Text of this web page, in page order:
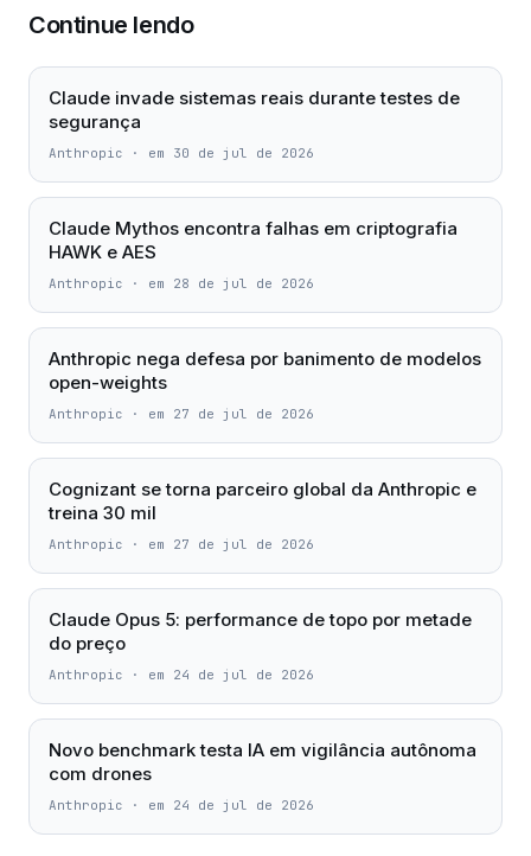
Continue lendo
Claude invade sistemas reais durante testes de
segurança
Anthropic · em 30 de jul de 2026
Claude Mythos encontra falhas em criptografia
HAWK e AES
Anthropic · em 28 de jul de 2026
Anthropic nega defesa por banimento de modelos
open-weights
Anthropic · em 27 de jul de 2026
Cognizant se torna parceiro global da Anthropic e
treina 30 mil
Anthropic · em 27 de jul de 2026
Claude Opus 5: performance de topo por metade
do preço
Anthropic · em 24 de jul de 2026
Novo benchmark testa IA em vigilância autônoma
com drones
Anthropic · em 24 de jul de 2026